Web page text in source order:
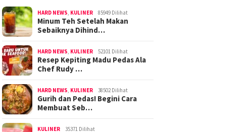
HARD NEWS KULINER 85949 Dilihat
Minum Teh Setelah Makan
Sebaiknya Dihind…
HARD NEWS KULINER 52101 Dilihat
Resep Kepiting Madu Pedas Ala
Chef Rudy …
HARD NEWS KULINER 38502 Dilihat
Gurih dan Pedas! Begini Cara
Membuat Seb…
KULINER 35371 Dilihat